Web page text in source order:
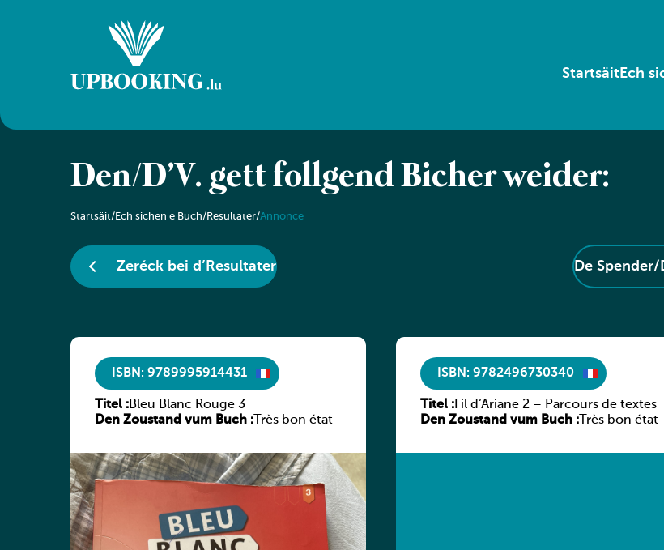
StartsäitEch
Den/D’V. gëtt follgend Bicher weider:
Startsäit/Ech sichen e Buch/Resultater/Annonce
Zeréck bei d’Resultater De Spender/
ISBN: 9789995914431
Titel :Bleu Blanc Rouge 3
Den Zoustand vum Buch : Très bon état
ISBN: 9782496730340
Titel :Fil d’Ariane 2 – Parcours de textes
Den Zoustand vum Buch : Très bon état